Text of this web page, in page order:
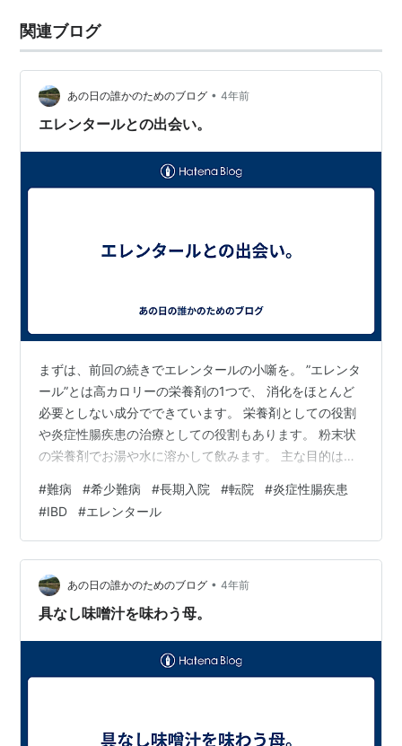
関連ブログ
あの日の誰かのためのブログ • 4年前
エレンタールとの出会い。
まずは、前回の続きでエレンタールの小噺を。 ”エレンタ
ール”とは高カロリーの栄養剤の1つで、 消化をほとんど
必要としない成分でできています。 栄養剤としての役割
や炎症性腸疾患の治療としての役割もあります。 粉末状
の栄養剤でお湯や水に溶かして飲みます。 主な目的は消
る場合に、 食事の摂取が困難である方が栄養素を摂り入
れるために使用します。 あとは手術の前後の栄養管理と
しても使用されることがあります。 治療としては炎症性
腸疾患の1つであるクローン病で一定の効果が示されてお
り、 飲まれている方は多いかと思います。 このような成
分栄養剤と呼ばれるものは…
#難病 #希少難病 #長期入院 #転院 #炎症性腸疾患
#IBD #エレンタール
あの日の誰かのためのブログ • 4年前
具なし味噌汁を味わう母。